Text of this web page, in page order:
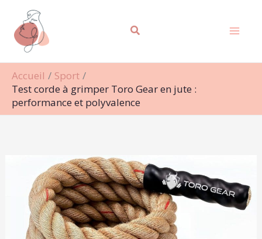
contenu
Accueil
Sport
Test corde à grimper Toro Gear en jute :
performance et polyvalence
Rechercher